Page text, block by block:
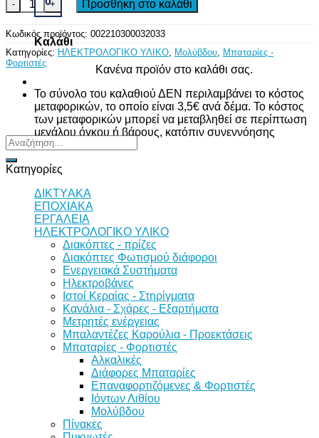
Καλάθι
Κανένα προϊόν στο καλάθι σας.
Το σύνολο του καλαθιού ΔΕΝ περιλαμβάνει το κόστος
μεταφορικών, το οποίο είναι 3,5€ ανά δέμα. Το κόστος
των μεταφορικών μπορεί να μεταβληθεί σε περίπτωση
μεγάλου όγκου ή βάρους, κατόπιν συνεννόησης
Προσθήκη στο καλάθι
Κωδικός προϊόντος: 002210300032033
Κατηγορίες: ΗΛΕΚΤΡΟΛΟΓΙΚΟ ΥΛΙΚΟ Μολύβδου
Μπαταρίες -
Φορτιστές
Αναζήτηση
για:
Κατηγορίες
ΔΙKTΥAKA
ΕΠΟΧΙΑΚΑ
ΕΡΓΑΛΕΙΑ
ΗΛΕΚΤΡΟΛΟΓΙΚΟ ΥΛΙΚΟ
Διακόπτες - πρίζες
Διακόπτες Φωτισμού διάφοροι
Ενεργειακά Συστήματα
Ηλεκτροβάνες
Ιστοί Κεραίας - Στηρίγματα
Κανάλια - Σχάρες - Εξαρτήματα
Μετρητές ενέργειας
Μπαλαντέζες Καρούλια - Προεκτάσεις
Μπαταρίες - Φορτιστές
Αλκαλικές
Διάφορες Μπαταρίες
Επαναφορτιζόμενες & Φορτιστές
Ιόντων Λιθίου
Μολύβδου
Πίνακες